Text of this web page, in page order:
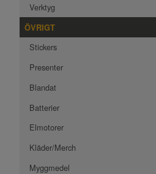
Verktyg
ÖVRIGT
Stickers
Presenter
Blandat
Batterier
Elmotorer
Kläder/Merch
Myggmedel